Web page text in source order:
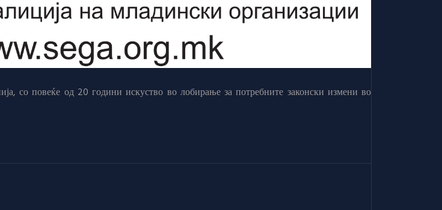
со повеќе од 20 години искуство во лобирање за потребните законски измени во